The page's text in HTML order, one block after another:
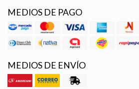
MEDIOS DE PAGO
MEDIOS DE ENVÍO